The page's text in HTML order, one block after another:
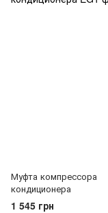
Муфта компрессора
кондиционера
1 545 грн